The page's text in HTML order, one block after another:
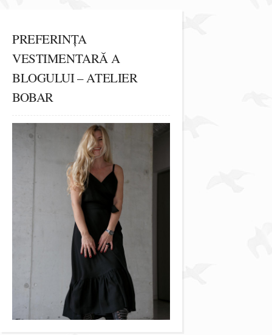
PREFERINȚA
VESTIMENTARĂ A
BLOGULUI – ATELIER
BOBAR